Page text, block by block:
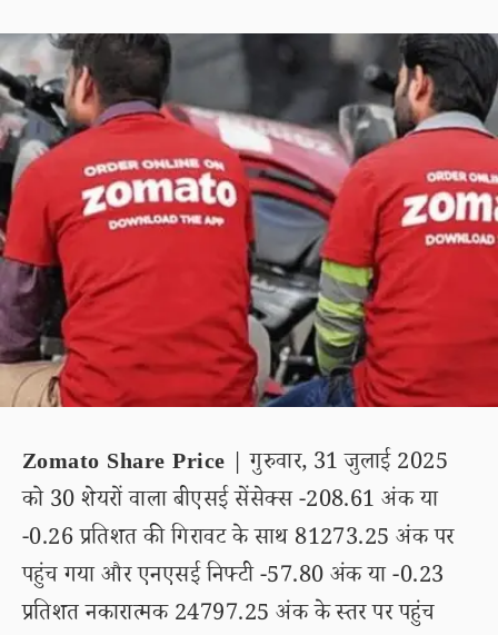
Zomato Share Price | गुरुवार, 31 जुलाई 2025
को 30 शेयरों वाला बीएसई सेंसेक्स -208.61 अंक या
-0.26 प्रतिशत की गिरावट के साथ 81273.25 अंक पर
पहुंच गया और एनएसई निफ्टी -57.80 अंक या -0.23
प्रतिशत नकारात्मक 24797.25 अंक के स्तर पर पहुंच